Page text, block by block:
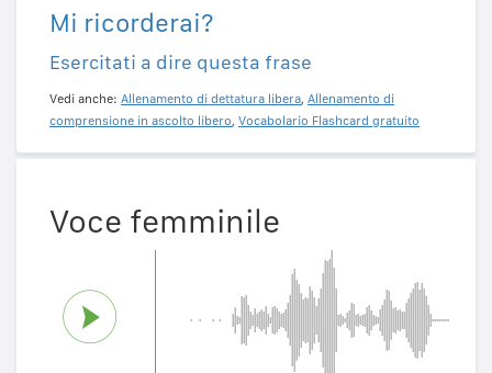
Mi ricorderai?
Esercitati a dire questa frase
Vedi anche: Allenamento di dettatura libera, Allenamento di
comprensione in ascolto libero, Vocabolario Flashcard gratuito
Voce femminile